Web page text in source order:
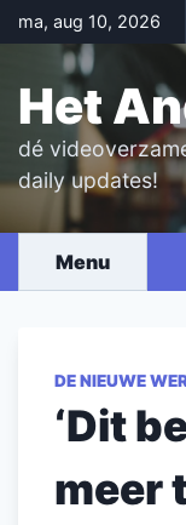
Skip
to
content
ma, aug 10, 2026
Het
dé
daily updates!
Menu
DE NIEUWE
‘Dit
meer